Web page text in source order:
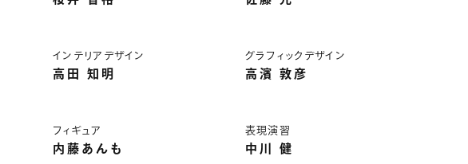
インテリアデザイン
高田 知明
グラフィックデザイン
高濱 敦彦
フィギュア
内藤あんも
表現演習
中川 健